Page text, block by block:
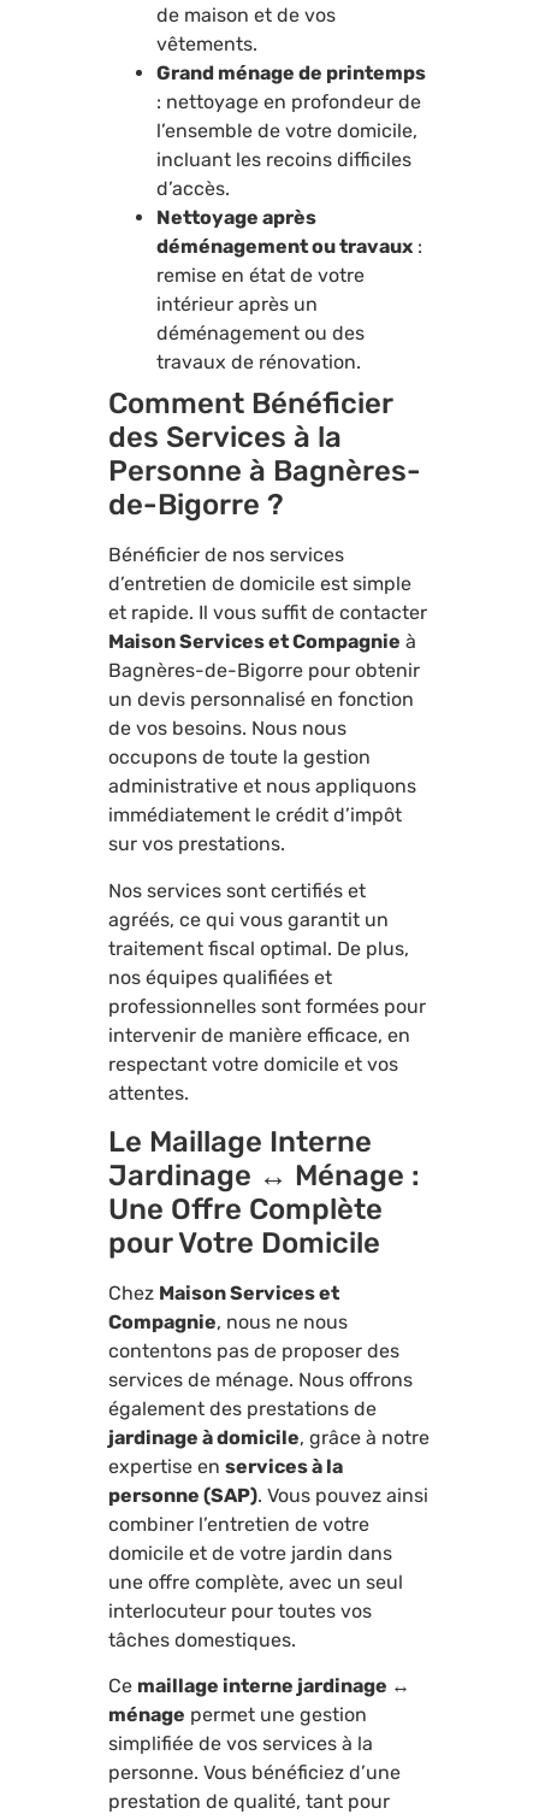
de maison et de vos
vêtements.
Grand ménage de printemps
: nettoyage en profondeur de
l’ensemble de votre domicile,
incluant les recoins difficiles
d’accès.
Nettoyage après
déménagement ou travaux:
remise en état de votre
intérieur après un
déménagement ou des
travaux de rénovation.
Comment Bénéficier
des Services à la
Personne à Bagnères-
de-Bigorre ?
Bénéficier de nos services
d’entretien de domicile est simple
et rapide. Il vous suffit de contacter
Maison Services et Compagnie à
Bagnères-de-Bigorre pour obtenir
un devis personnalisé en fonction
de vos besoins. Nous nous
occupons de toute la gestion
administrative et nous appliquons
immédiatement le crédit d’impôt
sur vos prestations.
Nos services sont certifiés et
agréés, ce qui vous garantit un
traitement fiscal optimal. De plus,
nos équipes qualifiées et
professionnelles sont formées pour
intervenir de manière efficace, en
respectant votre domicile et vos
attentes.
Le Maillage Interne
Jardinage ↔ Ménage :
Une Offre Complète
pour Votre Domicile
Chez Maison Services et
Compagnie, nous ne nous
contentons pas de proposer des
services de ménage. Nous offrons
également des prestations de
jardinage à domicile, grâce à notre
expertise en services à la
personne (SAP). Vous pouvez ainsi
combiner l’entretien de votre
domicile et de votre jardin dans
une offre complète, avec un seul
interlocuteur pour toutes vos
tâches domestiques.
Ce maillage interne jardinage ↔
ménage permet une gestion
simplifiée de vos services à la
personne. Vous bénéficiez d’une
prestation de qualité, tant pour